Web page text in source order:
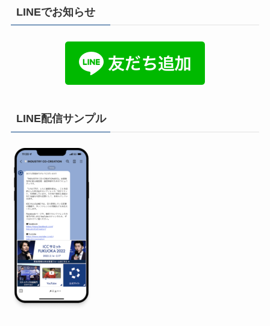
LINEでお知らせ
LINE配信サンプル